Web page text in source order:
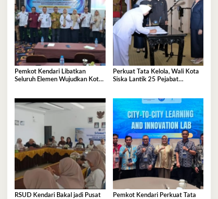
Pemkot Kendari Libatkan
Seluruh Elemen Wujudkan Kota
Perkuat Tata Kelola, Wali Kota
Siska Lantik 25 Pejabat
RSUD Kendari Bakal jadi Pusat
Pemkot Kendari Perkuat Tata